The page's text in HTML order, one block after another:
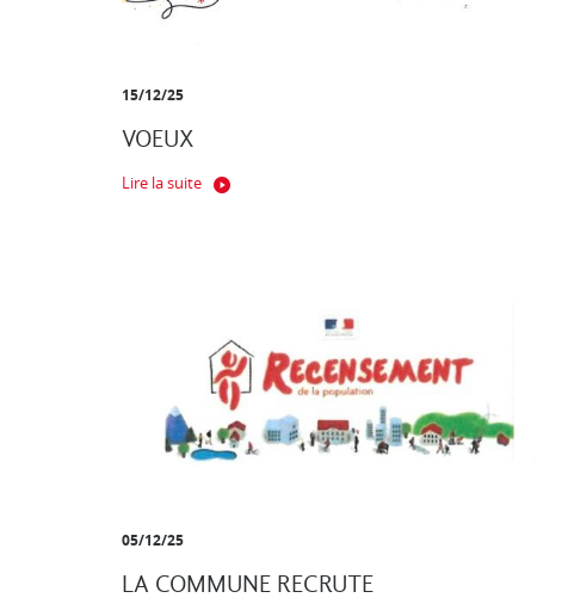
15/12/25
VOEUX
Lire la suite
05/12/25
LA COMMUNE RECRUTE